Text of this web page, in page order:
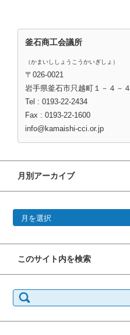
釜石商工会議所
（かまいししょうこうかいぎしょ）
〒026-0021
岩手県釜石市只越町１－４－４
Tel : 0193-22-2434
Fax : 0193-22-1600
info@kamaishi-cci.or.jp
月別アーカイブ
このサイト内を検索
索: